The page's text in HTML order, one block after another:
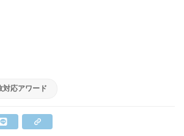
対応アワード